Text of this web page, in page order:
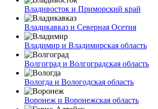
Владивосток и Приморский край
Владикавказ и Северная Осетия
Владимир и Владимирская область
Волгоград и Волгоградская область
Вологда и Вологодская область
Воронеж и Воронежская область